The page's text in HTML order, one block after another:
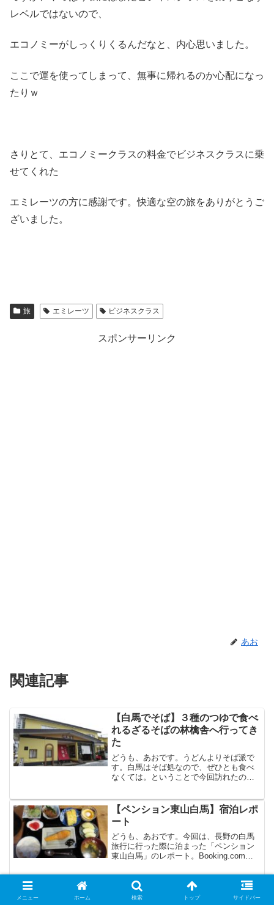
レベルではないので、
エコノミーがしっくりくるんだなと、内心思いました。
ここで運を使ってしまって、無事に帰れるのか心配になっ
たりｗ
さりとて、エコノミークラスの料金でビジネスクラスに乗
せてくれた
エミレーツの方に感謝です。快適な空の旅をありがとうご
ざいました。
旅 エミレーツ ビジネスクラス
スポンサーリンク
あお
関連記事
【白馬でそば】３種のつゆで食べ
れるざるそばの林檎舎へ行ってき
た
どうも、あおです。うどんよりそば派で
す。白馬はそば処なので、ぜひとも食べ
なくては。ということで今回訪れたの
あります。けっこうわかりやすい場所に
ありました。お昼の時間に到...
【ペンション東山白馬】宿泊レポ
ート
どうも、あおです。今回は、長野の白馬
旅行に行った際に泊まった「ペンション
東山白馬」のレポート。Booking.comの
点）3泊で70,740円。高いけど、年末年始
だからそんなもんですね。場所はこち...
【白馬で中華料理を食べるなら】
味よしサービスよしの白馬飯店
メニュー ホーム 検索 トップ サイドバー